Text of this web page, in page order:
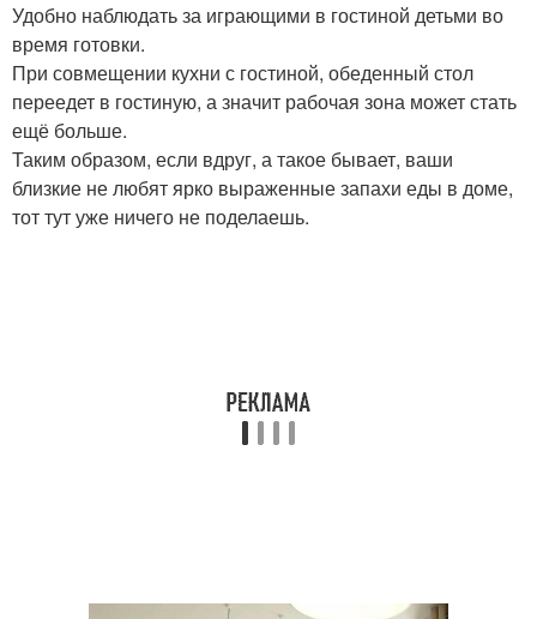
Удобно наблюдать за играющими в гостиной детьми во
время готовки.
При совмещении кухни с гостиной, обеденный стол
переедет в гостиную, а значит рабочая зона может стать
ещё больше.
Таким образом, если вдруг, а такое бывает, ваши
близкие не любят ярко выраженные запахи еды в доме,
тот тут уже ничего не поделаешь.